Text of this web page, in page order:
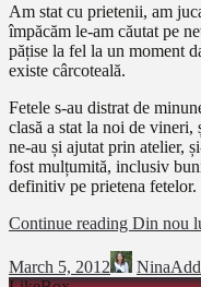
Am stat cu prietenii, am
împăcăm le-am căutat pe
pățise la fel la un moment
existe cârcoteală.
Fetele s-au distrat de
clasă a stat la noi de
ne-au și ajutat prin atelier,
fost mulțumită, inclusiv
definitiv pe prietena fetelor.
Continue reading Din nou
March 5, 2012 Nina